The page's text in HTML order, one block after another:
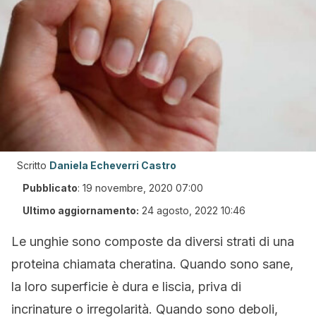
Scritto Daniela Echeverri Castro
Pubblicato: 19 novembre, 2020 07:00
Ultimo aggiornamento: 24 agosto, 2022 10:46
Le unghie sono composte da diversi strati di una
proteina chiamata cheratina. Quando sono sane,
la loro superficie è dura e liscia, priva di
incrinature o irregolarità. Quando sono deboli,